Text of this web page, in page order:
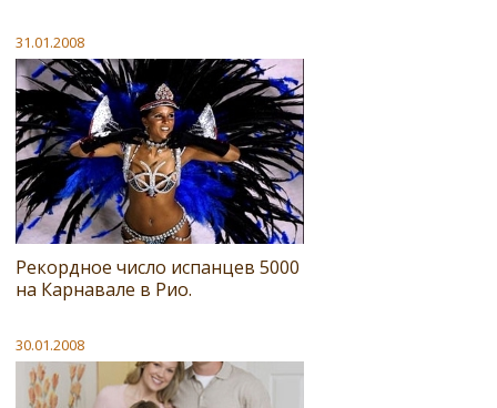
31.01.2008
Рекордное число испанцев 5000
на Карнавале в Рио.
30.01.2008